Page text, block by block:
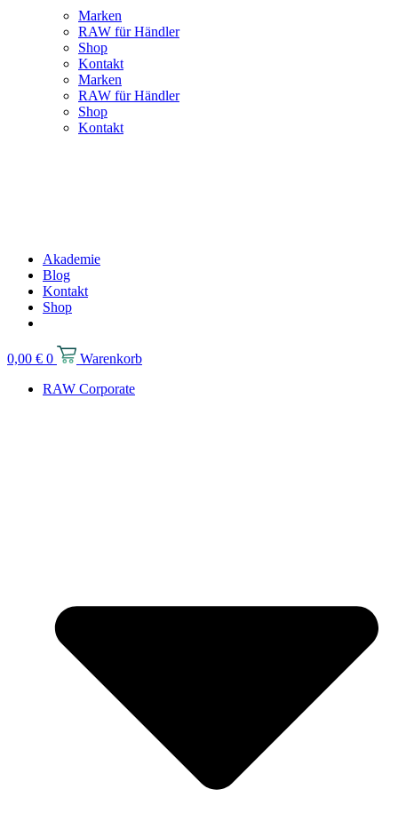
Marken
RAW für Händler
Shop
Kontakt
Marken
RAW für Händler
Shop
Kontakt
Akademie
Blog
Kontakt
Shop
0,00 € 0
Warenkorb
RAW Corporate